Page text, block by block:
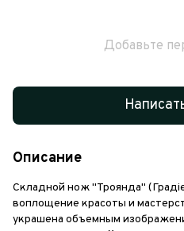
Добавьте
Описание
Складной нож "Троянда"
воплощение красоты и
украшена объемным